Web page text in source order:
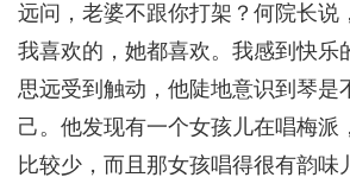
远问，老婆不跟你打架？何院长说
我喜欢的，她都喜欢。我感到快乐
思远受到触动，他陡地意识到琴是
己。他发现有一个女孩儿在唱梅派
比较少，而且那女孩唱得很有韵味